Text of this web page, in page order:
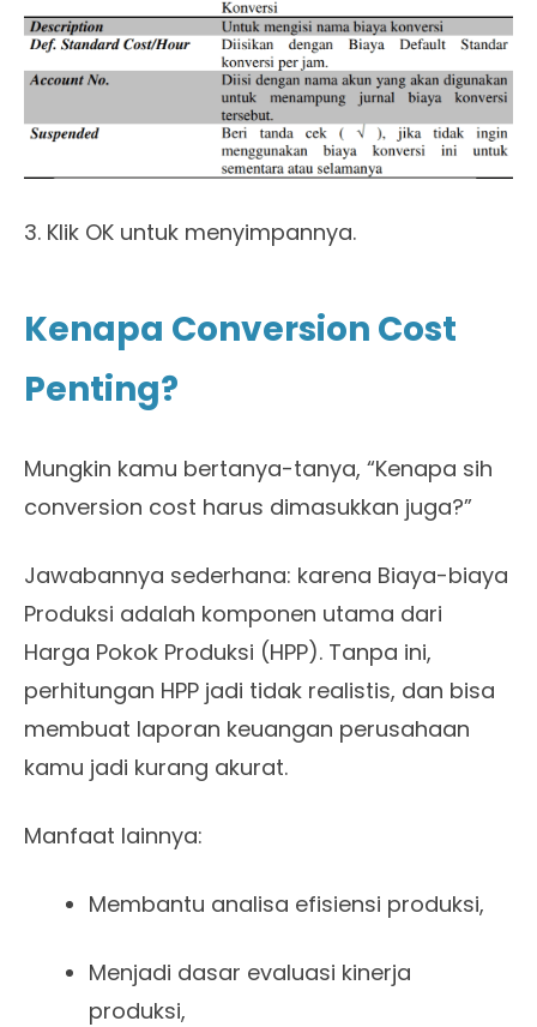
3. Klik OK untuk menyimpannya.
Kenapa Conversion Cost
Penting?
Mungkin kamu bertanya-tanya, “Kenapa sih
conversion cost harus dimasukkan juga?”
Jawabannya sederhana: karena Biaya-biaya
Produksi adalah komponen utama dari
Harga Pokok Produksi (HPP). Tanpa ini,
perhitungan HPP jadi tidak realistis, dan bisa
membuat laporan keuangan perusahaan
kamu jadi kurang akurat.
Manfaat lainnya:
Membantu analisa efisiensi produksi,
Menjadi dasar evaluasi kinerja
produksi,